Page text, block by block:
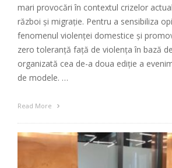
mari provocări în contextul crizelor
război și migrație. Pentru a sensibiliza
fenomenul violenței domestice și
zero toleranță față de violența în bază
organizată cea de-a doua ediție a
de modele. …
Read More